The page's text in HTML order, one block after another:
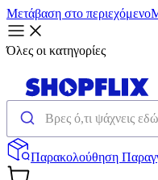
Μετάβαση στο περιεχόμενο
Όλες οι κατηγορίες
Παρακολούθηση